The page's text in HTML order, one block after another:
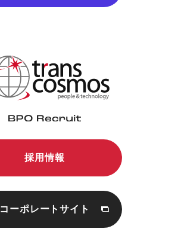
採用情報
コーポレートサイト